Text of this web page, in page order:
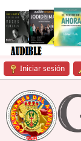
Iniciar sesión